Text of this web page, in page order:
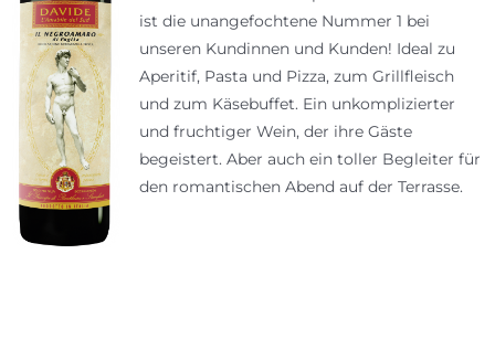
ist die unangefochtene Nummer 1 bei
unseren Kundinnen und Kunden! Ideal zu
Aperitif, Pasta und Pizza, zum Grillfleisch
und zum Käsebuffet. Ein unkomplizierter
und fruchtiger Wein, der ihre Gäste
begeistert. Aber auch ein toller Begleiter für
den romantischen Abend auf der Terrasse.